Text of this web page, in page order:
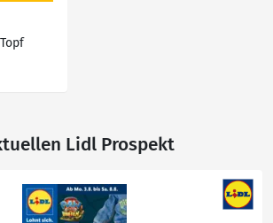
Lidl Prospekt